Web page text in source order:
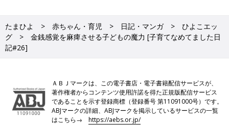
たまひよ 赤ちゃん・育児 日記・マンガ
ひよこエッ
グ
金銭感覚を麻痺させる子どもの魔力 [子育てなめてました日
記#26]
ＡＢＪマークは、この電子書店・電子書籍配信サービスが、
著作権者からコンテンツ使用許諾を得た正規版配信サービス
であることを示す登録商標（登録番号 第11091000号）です。
ABJマークの詳細、ABJマークを掲示しているサービスの一覧
はこちら→https://aebs.or.jp/